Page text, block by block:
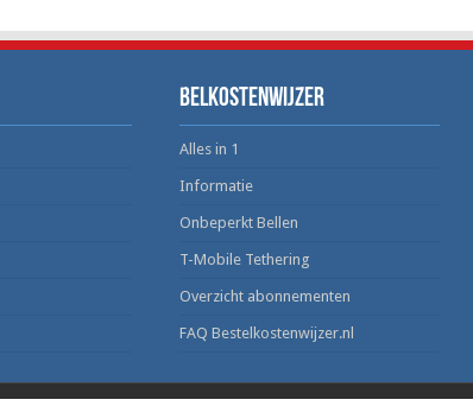
Belkostenwijzer
Alles in 1
Informatie
Onbeperkt Bellen
T-Mobile Tethering
Overzicht abonnementen
FAQ Bestelkostenwijzer.nl